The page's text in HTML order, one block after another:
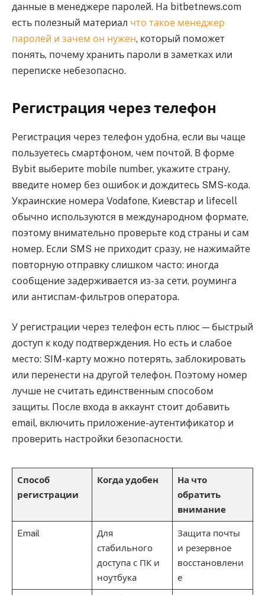
данные в менеджере паролей. На bitbetnews.com
есть полезный материал что такое менеджер
паролей и зачем он нужен, который поможет
понять, почему хранить пароли в заметках или
переписке небезопасно.
Регистрация через телефон
Регистрация через телефон удобна, если вы чаще
пользуетесь смартфоном, чем почтой. В форме
Bybit выберите mobile number, укажите страну,
введите номер без ошибок и дождитесь SMS-кода.
Украинские номера Vodafone, Киевстар и lifecell
обычно используются в международном формате,
поэтому внимательно проверьте код страны и сам
номер. Если SMS не приходит сразу, не нажимайте
повторную отправку слишком часто: иногда
сообщение задерживается из-за сети, роуминга
или антиспам-фильтров оператора.
У регистрации через телефон есть плюс — быстрый
доступ к коду подтверждения. Но есть и слабое
место: SIM-карту можно потерять, заблокировать
или перенести на другой телефон. Поэтому номер
лучше не считать единственным способом
защиты. После входа в аккаунт стоит добавить
email, включить приложение-аутентификатор и
проверить настройки безопасности.
Способ
регистрации
Когда удобен
На что
обратить
внимание
Email
Для
стабильного
доступа с ПК и
ноутбука
Защита почты
и резервное
восстановлени
е